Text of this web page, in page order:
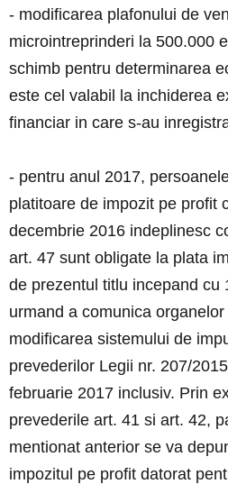
- modificarea plafonului de
microintreprinderi la 500.000
schimb pentru determinarea
este cel valabil la inchiderea
financiar in care s-au
- pentru anul 2017,
platitoare de impozit pe profit
decembrie 2016 indeplinesc
art. 47 sunt obligate la plata
de prezentul titlu incepand cu
urmand a comunica
modificarea sistemului de
prevederilor Legii nr. 207/
februarie 2017 inclusiv. Prin
prevederile art. 41 si art. 42,
mentionat anterior se va
impozitul pe profit datorat